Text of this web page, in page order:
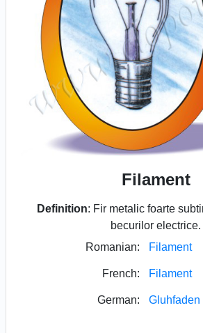
Filament
Definition: Fir metalic foarte
becurilor electrice.
Romanian:
Filament
French: Filament
German: Gluhfaden